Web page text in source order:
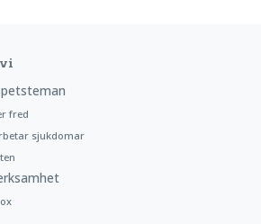
fred
sjukdomar